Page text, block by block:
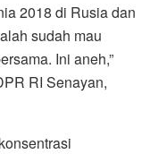
2018 di Rusia dan
sudah mau
Ini aneh,”
RI Senayan,